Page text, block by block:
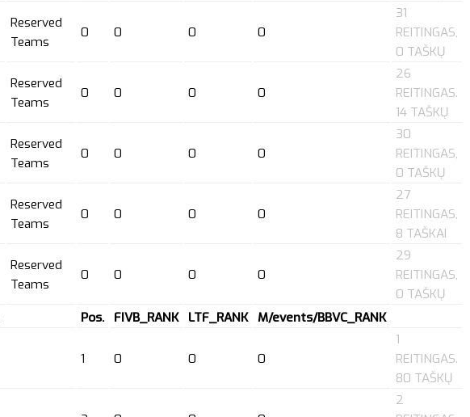
Reserved
Teams
0 0 0 0
31
REITINGAS,
0 TAŠKŲ
Reserved
Teams
0 0 0 0
26
REITINGAS.
14 TAŠKŲ
Reserved
Teams
0 0 0 0
30
REITINGAS,
0 TAŠKŲ
Reserved
Teams
0 0 0 0
27
REITINGAS,
8 TAŠKAI
Reserved
Teams
0 0 0 0
29
REITINGAS,
0 TAŠKŲ
Pos. FIVB_RANK LTF_RANK M/events/BBVC_RANK
1 0 0 0
1
REITINGAS.
80 TAŠKŲ
2